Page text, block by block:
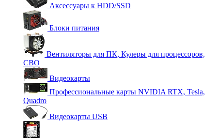
Аксессуары к HDD/SSD
Блоки питания
Вентиляторы для ПК, Кулеры для процессоров,
СВО
Видеокарты
Профессиональные карты NVIDIA RTX, Tesla,
Quadro
Видеокарты USB